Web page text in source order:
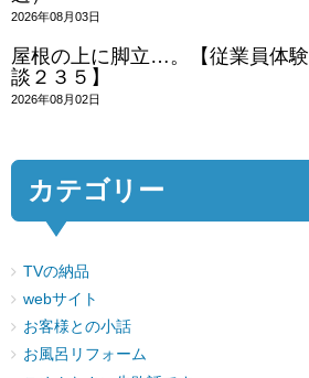
2026年08月03日
屋根の上に脚立…。【従業員体験
談２３５】
2026年08月02日
カテゴリー
TVの納品
webサイト
お客様との小話
お風呂リフォーム